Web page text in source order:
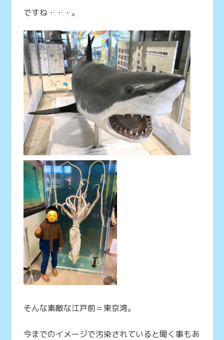
ですね・・・。
そんな素敵な江戸前＝東京湾。
今までのイメージで汚染されていると聞く事もあ